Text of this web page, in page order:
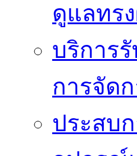
ดูแลทร
บริการ
การจัด
ประสบ